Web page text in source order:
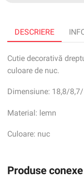
DESCRIERE
Cutie decorativă
culoare de nuc.
Dimensiune: 18,8/
Material: lemn
Culoare: nuc
Produse conexe